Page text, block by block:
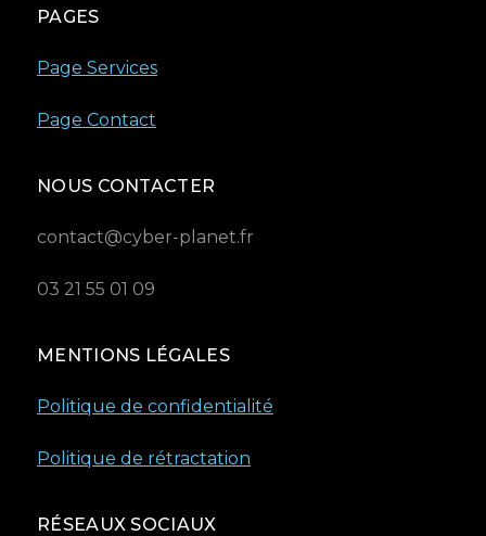
PAGES
Page Services
Page Contact
NOUS CONTACTER
contact@cyber-planet.fr
03 21 55 01 09
MENTIONS LÉGALES
Politique de confidentialité
Politique de rétractation
RÉSEAUX SOCIAUX